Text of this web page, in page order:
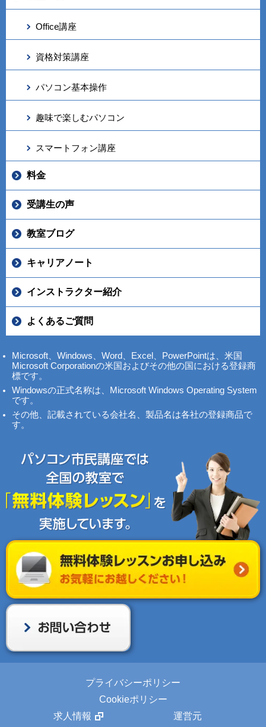
Office講座
資格対策講座
パソコン基本操作
趣味で楽しむパソコン
スマートフォン講座
料金
受講生の声
教室ブログ
キャリアノート
インストラクター紹介
よくあるご質問
Microsoft、Windows、Word、Excel、PowerPointは、米国
Microsoft Corporationの米国およびその他の国における登録商
標です。
Windowsの正式名称は、Microsoft Windows Operating System
です。
その他、記載されている会社名、製品名は各社の登録商品で
す。
プライバシーポリシー
Cookieポリシー
求人情報
運営元